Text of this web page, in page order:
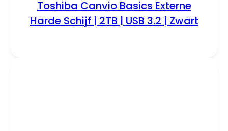
Toshiba Canvio Basics Externe
Harde Schijf | 2TB | USB 3.2 | Zwart